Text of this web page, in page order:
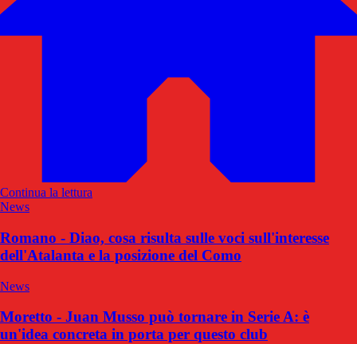
Continua la lettura
News
Romano - Diao, cosa risulta sulle voci sull'interesse
dell'Atalanta e la posizione del Como
News
Moretto - Juan Musso può tornare in Serie A: è
un'idea concreta in porta per questo club